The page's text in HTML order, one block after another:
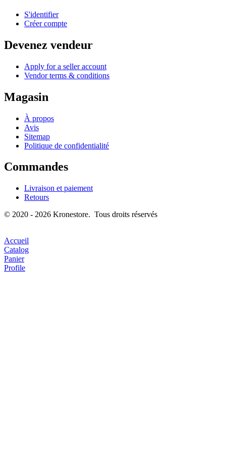
S'identifier
Créer compte
Devenez vendeur
Apply for a seller account
Vendor terms & conditions
Magasin
À propos
Avis
Sitemap
Politique de confidentialité
Commandes
Livraison et paiement
Retours
© 2020 - 2026 Kronestore. Tous droits réservés
Accueil
Catalog
Panier
Profile